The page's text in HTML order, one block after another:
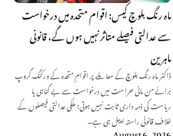
ماہ رنگ بلوچ کیس: اقوام متحدہ میں درخواست
سے عدالتی فیصلے متاثر نہیں ہوں گے، قانونی
ماہرین
ڈاکٹر ماہ رنگ بلوچ کے معاملے پر اقوامِ متحدہ کے ورکنگ گروپ
برائے من مانی حراست میں درخواست سے بے گناہی یا
ریاست کی ذمہ داری ثابت نہیں ہوتی؛ ملکی عدالتی فیصلوں کے
خلاف قانونی راستہ اپیل ہی ہے۔